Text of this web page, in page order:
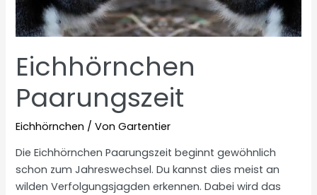
Eichhörnchen
Paarungszeit
Eichhörnchen / VonGartentier
Die Eichhörnchen Paarungszeit beginnt gewöhnlich
schon zum Jahreswechsel. Du kannst dies meist an
wilden Verfolgungsjagden erkennen. Dabei wird das